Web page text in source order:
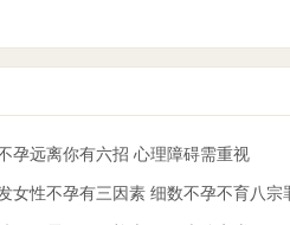
孕远离你有六招 心理障碍需重视
女性不孕有三因素 细数不孕不育八宗